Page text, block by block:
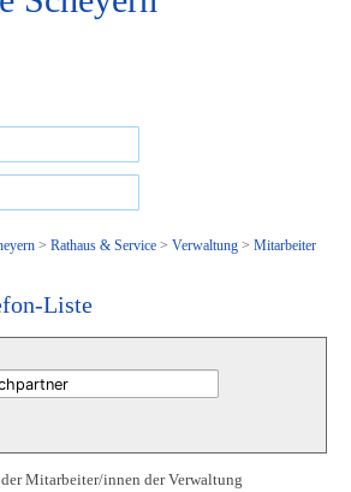
zur Startseite springen.
> Rathaus & Service> Verwaltung> Mitarbeiter
Liste
Mitarbeiter/innen der Verwaltung